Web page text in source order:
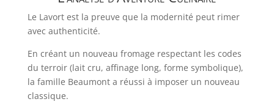
Le Lavort est la preuve que la modernité peut rimer
avec authenticité.
En créant un nouveau fromage respectant les codes
du terroir (lait cru, affinage long, forme symbolique),
la famille Beaumont a réussi à imposer un nouveau
classique.